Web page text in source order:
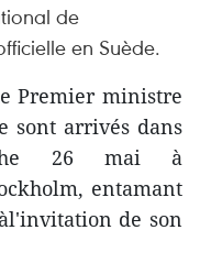
de
en Suède.
Premier ministre
sont arrivés dans
26 mai à
entamant
de son